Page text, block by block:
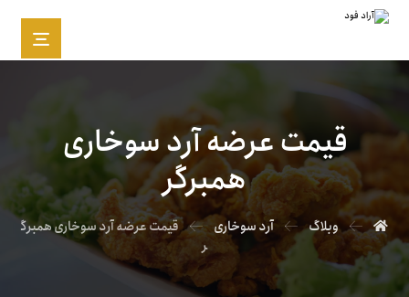
قیمت عرضه آرد سوخاری
همبرگر
وبلاگ آرد سوخاری
قیمت عرضه آرد سوخاری همبرگ
ر